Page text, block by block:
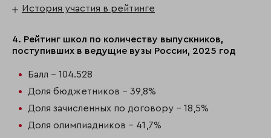
История участия в рейтинге
4. Рейтинг школ по количеству выпускников,
поступивших в ведущие вузы России, 2025 год
Балл - 104.528
Доля бюджетников - 39,8%
Доля зачисленных по договору - 18,5%
Доля олимпиадников - 41,7%